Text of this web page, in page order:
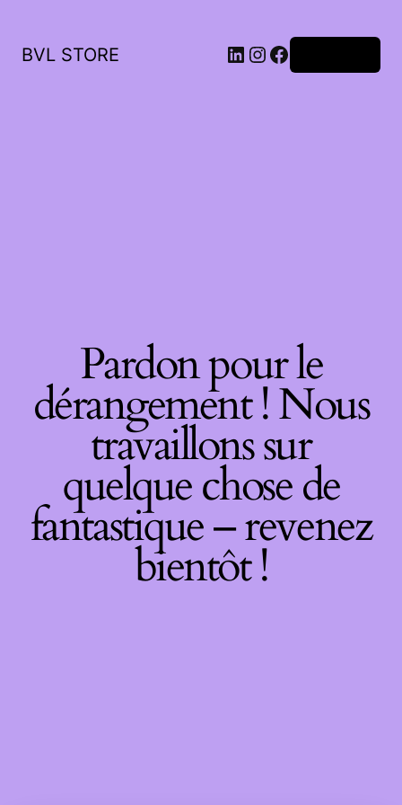
BVL STORE LinkedIn
Instagram
Facebook
Pardon pour le
dérangement ! Nous
travaillons sur
quelque chose de
fantastique – revenez
bientôt !